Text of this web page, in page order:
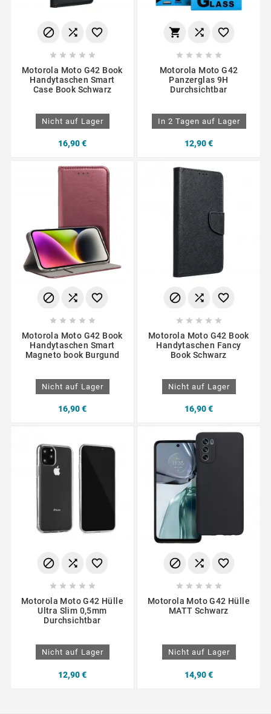
  
    
Motorola Moto G42 Book
Handytaschen Smart
Case Book Schwarz
Nicht auf Lager
16,90 €
  
    
Motorola Moto G42
Panzerglas 9H
Durchsichtbar
In 2 Tagen auf Lager
12,90 €
  
    
Motorola Moto G42 Book
Handytaschen Smart
Magneto book Burgund
Nicht auf Lager
16,90 €
  
    
Motorola Moto G42 Book
Handytaschen Fancy
Book Schwarz
Nicht auf Lager
16,90 €
  
    
Motorola Moto G42 Hülle
Ultra Slim 0,5mm
Durchsichtbar
Nicht auf Lager
12,90 €
  
    
Motorola Moto G42 Hülle
MATT Schwarz
Nicht auf Lager
14,90 €